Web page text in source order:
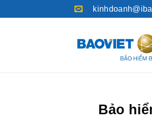
qua
Bảo